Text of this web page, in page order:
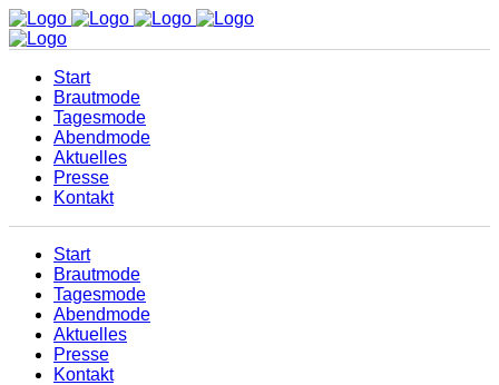
Start
Brautmode
Tagesmode
Abendmode
Aktuelles
Presse
Kontakt
Start
Brautmode
Tagesmode
Abendmode
Aktuelles
Presse
Kontakt